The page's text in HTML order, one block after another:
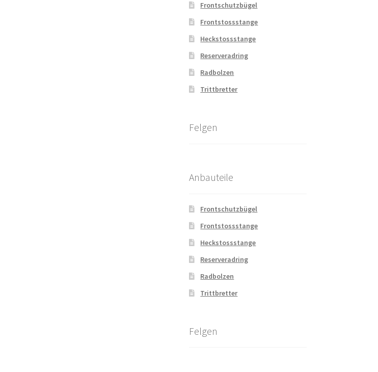
Frontschutzbügel
Frontstossstange
Heckstossstange
Reserveradring
Radbolzen
Trittbretter
Felgen
Anbauteile
Frontschutzbügel
Frontstossstange
Heckstossstange
Reserveradring
Radbolzen
Trittbretter
Felgen